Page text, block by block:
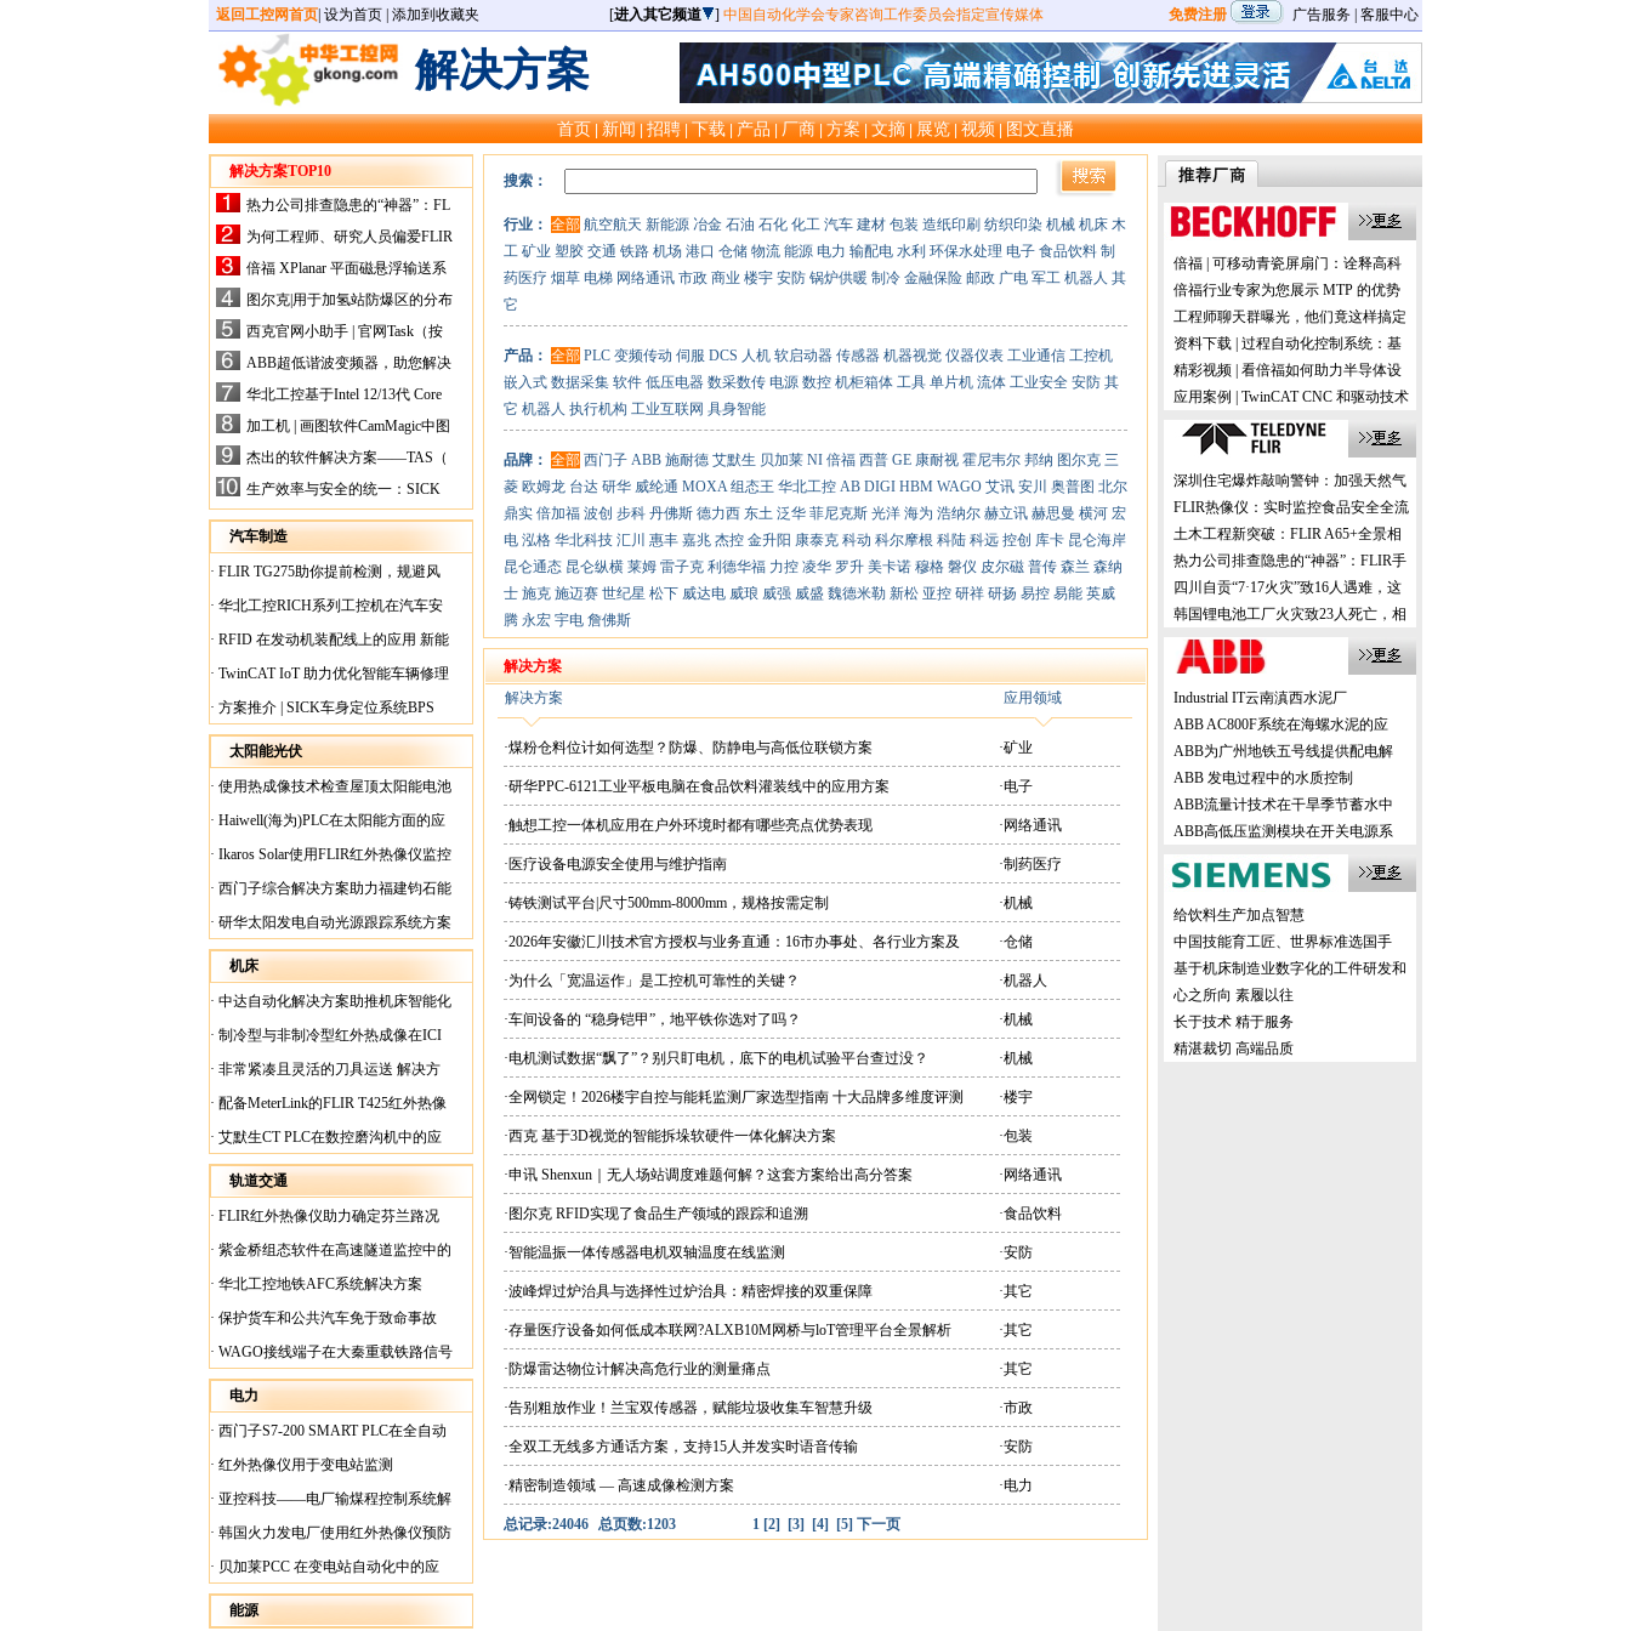
返回工控网首页 设为首页 添加到收藏夹 [进入其它频道 ] 中国自动化学会专家咨询工作委员会指定宣传媒体 免费注册 广告服务 客服中心
解决方案
首页|新闻|招聘|下载|产品|厂商|方案|文摘|展览|视频|图文直播
解决方案TOP10
热力公司排查隐患的“神器”：FL
IR手持式热像仪，高效精准！
为何工程师、研究人员偏爱FLIR
X-HS系列热像仪？精准高效是
关键
倍福 XPlanar 平面磁悬浮输送系
统的创新应用
图尔克|用于加氢站防爆区的分布
式I/O解决方案
西克官网小助手 | 官网Task（按
任务选型）更新预告
ABB超低谐波变频器，助您解决
电气设备运行难题！
华北工控基于Intel 12/13代 Core
的ATX-6159嵌入式主板，推进
机器人市场
加工机 | 画图软件CamMagic中图
层整合的问题
杰出的软件解决方案——TAS（
Turck Automation Suite）
生产效率与安全的统一：SICK
关于机器人技术传感器解决方案
的采访
汽车制造
· FLIR TG275助你提前检测，规避风
险！
· 华北工控RICH系列工控机在汽车安
全检测行业中的应用
· RFID 在发动机装配线上的应用 新能
源汽车爆炸频发？
· TwinCAT IoT 助力优化智能车辆修理
· 方案推介 | SICK车身定位系统BPS
太阳能光伏
· 使用热成像技术检查屋顶太阳能电池
板
· Haiwell(海为)PLC在太阳能方面的应
用
· Ikaros Solar使用FLIR红外热像仪监控
已装太阳能电池板
· 西门子综合解决方案助力福建钧石能
源飞速发展
· 研华太阳发电自动光源跟踪系统方案
机床
· 中达自动化解决方案助推机床智能化
升级
· 制冷型与非制冷型红外热成像在ICI
工厂内完美配合
· 非常紧凑且灵活的刀具运送 解决方
案
· 配备MeterLink的FLIR T425红外热像
仪帮助Medite Europe Ltd加快红外检测
工作速度
· 艾默生CT PLC在数控磨沟机中的应
用
轨道交通
· FLIR红外热像仪助力确定芬兰路况
· 紫金桥组态软件在高速隧道监控中的
应用
· 华北工控地铁AFC系统解决方案
· 保护货车和公共汽车免于致命事故
· WAGO接线端子在大秦重载铁路信号
楼设备中的应用
电力
· 西门子S7-200 SMART PLC在全自动
蓄电池短路内阻检测机上的应用
· 红外热像仪用于变电站监测
· 亚控科技——电厂输煤程控制系统解
决方案
· 韩国火力发电厂使用红外热像仪预防
火灾
· 贝加莱PCC 在变电站自动化中的应
用
能源
搜索：
行业： 全部 航空航天 新能源 冶金 石油 石化 化工 汽车 建材 包装 造纸印刷 纺织印染 机械 机床 木
工 矿业 塑胶 交通 铁路 机场 港口 仓储 物流 能源 电力 输配电 水利 环保水处理 电子 食品饮料 制
药医疗 烟草 电梯 网络通讯 市政 商业 楼宇 安防 锅炉供暖 制冷 金融保险 邮政 广电 军工 机器人 其
它
产品： 全部 PLC 变频传动 伺服 DCS 人机 软启动器 传感器 机器视觉 仪器仪表 工业通信 工控机
嵌入式 数据采集 软件 低压电器 数采数传 电源 数控 机柜箱体 工具 单片机 流体 工业安全 安防 其
它 机器人 执行机构 工业互联网 具身智能
品牌： 全部 西门子 ABB 施耐德 艾默生 贝加莱 NI 倍福 西普 GE 康耐视 霍尼韦尔 邦纳 图尔克 三
菱 欧姆龙 台达 研华 威纶通 MOXA 组态王 华北工控 AB DIGI HBM WAGO 艾讯 安川 奥普图 北尔
鼎实 倍加福 波创 步科 丹佛斯 德力西 东土 泛华 菲尼克斯 光洋 海为 浩纳尔 赫立讯 赫思曼 横河 宏
电 泓格 华北科技 汇川 惠丰 嘉兆 杰控 金升阳 康泰克 科动 科尔摩根 科陆 科远 控创 库卡 昆仑海岸
昆仑通态 昆仑纵横 莱姆 雷子克 利德华福 力控 凌华 罗升 美卡诺 穆格 磐仪 皮尔磁 普传 森兰 森纳
士 施克 施迈赛 世纪星 松下 威达电 威琅 威强 威盛 魏德米勒 新松 亚控 研祥 研扬 易控 易能 英威
腾 永宏 宇电 詹佛斯
解决方案
解决方案
应用领域
·煤粉仓料位计如何选型？防爆、防静电与高低位联锁方案 ·矿业
·研华PPC-6121工业平板电脑在食品饮料灌装线中的应用方案 ·电子
·触想工控一体机应用在户外环境时都有哪些亮点优势表现 ·网络通讯
·医疗设备电源安全使用与维护指南 ·制药医疗
·铸铁测试平台|尺寸500mm-8000mm，规格按需定制 ·机械
·2026年安徽汇川技术官方授权与业务直通：16市办事处、各行业方案及
现货直供平台
·仓储
·为什么「宽温运作」是工控机可靠性的关键？ ·机器人
·车间设备的 “稳身铠甲”，地平铁你选对了吗？ ·机械
·电机测试数据“飘了”？别只盯电机，底下的电机试验平台查过没？ ·机械
·全网锁定！2026楼宇自控与能耗监测厂家选型指南 十大品牌多维度评测 ·楼宇
·西克 基于3D视觉的智能拆垛软硬件一体化解决方案 ·包装
·申讯 Shenxun｜无人场站调度难题何解？这套方案给出高分答案 ·网络通讯
·图尔克 RFID实现了食品生产领域的跟踪和追溯 ·食品饮料
·智能温振一体传感器电机双轴温度在线监测 ·安防
·波峰焊过炉治具与选择性过炉治具：精密焊接的双重保障 ·其它
·存量医疗设备如何低成本联网?ALXB10M网桥与loT管理平台全景解析 ·其它
·防爆雷达物位计解决高危行业的测量痛点 ·其它
·告别粗放作业！兰宝双传感器，赋能垃圾收集车智慧升级 ·市政
·全双工无线多方通话方案，支持15人并发实时语音传输 ·安防
·精密制造领域 — 高速成像检测方案 ·电力
总记录:24046 总页数:1203 1 [2] [3] [4] [5] 下一页
倍福 | 可移动青瓷屏扇门：诠释高科
技与历史的交融
倍福行业专家为您展示 MTP 的优势
及应用
工程师聊天群曝光，他们竟这样搞定
机器视觉！
资料下载 | 过程自动化控制系统：基
于 PC 的控制技术
精彩视频 | 看倍福如何助力半导体设
备的国产化
应用案例 | TwinCAT CNC 和驱动技术
在数控机床加工中的应用
深圳住宅爆炸敲响警钟：加强天然气
预防性检测更安全！
FLIR热像仪：实时监控食品安全全流
程，助力提升消费者信任！
土木工程新突破：FLIR A65+全景相
机，创新方案震撼业界！
热力公司排查隐患的“神器”：FLIR手
持式热像仪，高效精准！
四川自贡“7·17火灾”致16人遇难，这
样的事故该如何有效避免？
韩国锂电池工厂火灾致23人死亡，相
关企业该如何有效避免？
Industrial IT云南滇西水泥厂
ABB AC800F系统在海螺水泥的应
ABB为广州地铁五号线提供配电解
ABB 发电过程中的水质控制
ABB流量计技术在干旱季节蓄水中
ABB高低压监测模块在开关电源系
给饮料生产加点智慧
中国技能育工匠、世界标准选国手
基于机床制造业数字化的工件研发和
生产
心之所向 素履以往
长于技术 精于服务
精湛裁切 高端品质